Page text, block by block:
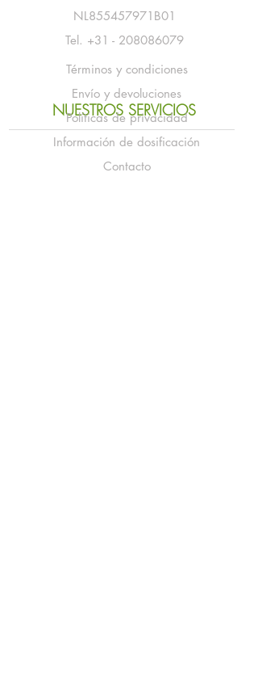
NL855457971B01
Tel. +31 - 208086079
NUESTROS SERVICIOS
Términos y condiciones
Envío y devoluciones
Políticas de privacidad
Información de dosificación
Contacto